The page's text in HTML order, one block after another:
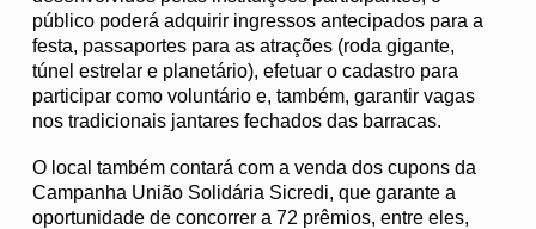
público poderá adquirir ingressos antecipados para a
festa, passaportes para as atrações (roda gigante,
túnel estrelar e planetário), efetuar o cadastro para
participar como voluntário e, também, garantir vagas
nos tradicionais jantares fechados das barracas.
O local também contará com a venda dos cupons da
Campanha União Solidária Sicredi, que garante a
oportunidade de concorrer a 72 prêmios, entre eles,